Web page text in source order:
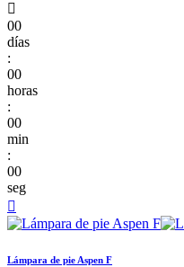

00
días
:
00
horas
:
00
min
:
00
seg

Lámpara de pie Aspen F